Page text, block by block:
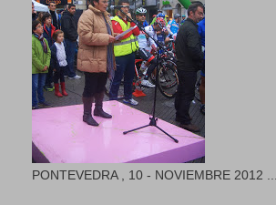
PONTEVEDRA , 10 - NOVIEMBRE 2012 ....